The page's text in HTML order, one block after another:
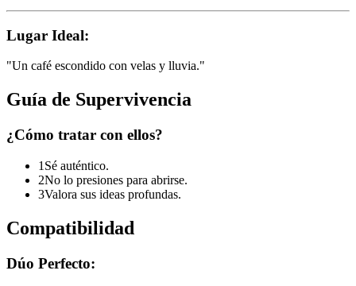
Lugar Ideal:
"Un café escondido con velas y lluvia."
Guía de Supervivencia
¿Cómo tratar con ellos?
1 Sé auténtico.
2No lo presiones para abrirse.
3Valora sus ideas profundas.
Compatibilidad
Dúo Perfecto: